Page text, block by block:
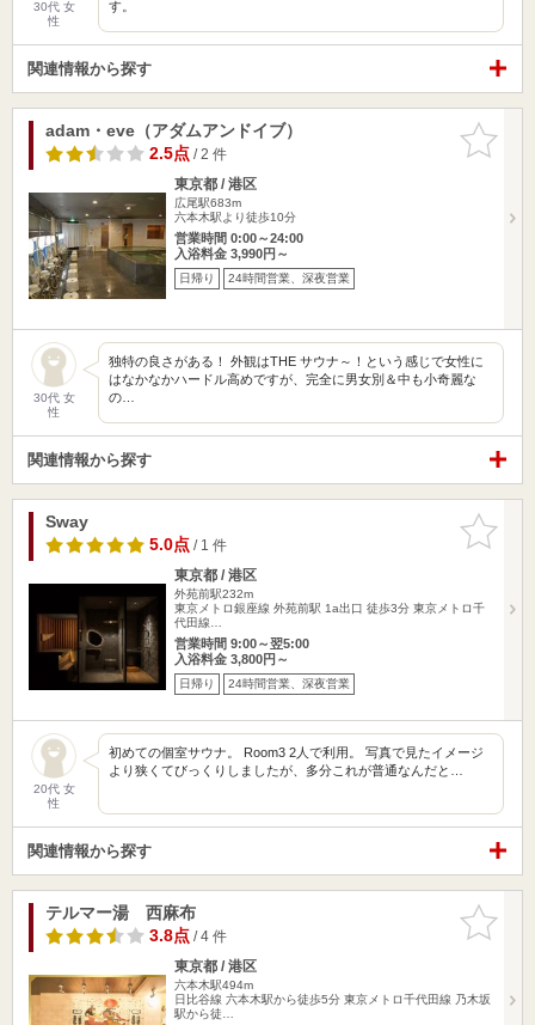
30代 女
性
す。
関連情報から探す
お気に入
りに追加
adam・eve（アダムアンドイブ）
2.5点/ 2 件
東京都 / 港区
広尾駅683m
六本木駅より徒歩10分
営業時間 0:00～24:00
入浴料金 3,990円～
日帰り 24時間営業、深夜営業
30代 女
性
独特の良さがある！ 外観はTHE サウナ～！という感じで女性に
はなかなかハードル高めですが、完全に男女別＆中も小奇麗な
の…
関連情報から探す
お気に入
りに追加
Sway
5.0点/ 1 件
東京都 / 港区
外苑前駅232m
東京メトロ銀座線 外苑前駅 1a出口 徒歩3分 東京メトロ千
代田線…
営業時間 9:00～翌5:00
入浴料金 3,800円～
日帰り 24時間営業、深夜営業
20代 女
性
初めての個室サウナ。 Room3 2人で利用。 写真で見たイメージ
より狭くてびっくりしましたが、多分これが普通なんだと…
関連情報から探す
お気に入
りに追加
テルマー湯 西麻布
3.8点/ 4 件
東京都 / 港区
六本木駅494m
日比谷線 六本木駅から徒歩5分 東京メトロ千代田線 乃木坂
駅から徒…